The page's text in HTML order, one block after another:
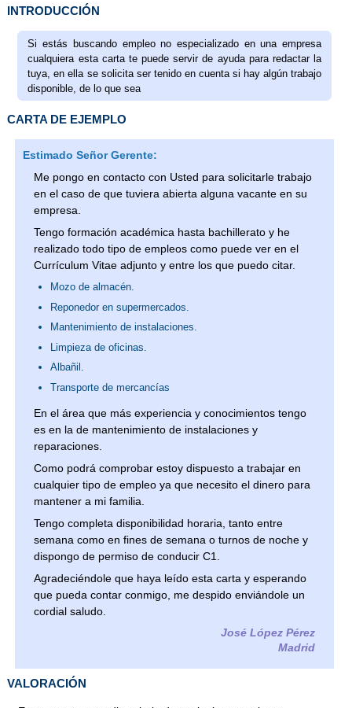
INTRODUCCIÓN
Si estás buscando empleo no especializado en una empresa
cualquiera esta carta te puede servir de ayuda para redactar la
tuya, en ella se solicita ser tenido en cuenta si hay algún trabajo
disponible, de lo que sea
CARTA DE EJEMPLO
Estimado Señor Gerente:
Me pongo en contacto con Usted para solicitarle trabajo
en el caso de que tuviera abierta alguna vacante en su
empresa.
Tengo formación académica hasta bachillerato y he
realizado todo tipo de empleos como puede ver en el
Currículum Vitae adjunto y entre los que puedo citar.
Mozo de almacén.
Reponedor en supermercados.
Mantenimiento de instalaciones.
Limpieza de oficinas.
Albañil.
Transporte de mercancías
En el área que más experiencia y conocimientos tengo
es en la de mantenimiento de instalaciones y
reparaciones.
Como podrá comprobar estoy dispuesto a trabajar en
cualquier tipo de empleo ya que necesito el dinero para
mantener a mi familia.
Tengo completa disponibilidad horaria, tanto entre
semana como en fines de semana o turnos de noche y
dispongo de permiso de conducir C1.
Agradeciéndole que haya leído esta carta y esperando
que pueda contar conmigo, me despido enviándole un
cordial saludo.
José López Pérez
Madrid
VALORACIÓN